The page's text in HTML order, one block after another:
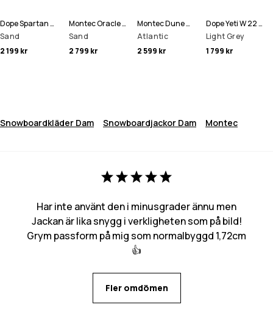
Dope Spartan W Snowboardjacka Kvinna
Sand
2 199 kr
Montec Oracle W Snowboardjacka Kvinna
Sand
2 799 kr
Montec Dune W Snowboardjacka Kvinna
Atlantic
2 599 kr
Dope Yeti W 22 Snowboardjacka Kvinna
Light Grey
1 799 kr
Snowboardkläder Dam Snowboardjackor Dam Montec
Har inte använt den i minusgrader ännu men
Jackan är lika snygg i verkligheten som på bild!
Grym passform på mig som normalbyggd 1,72cm
👍
Fler omdömen